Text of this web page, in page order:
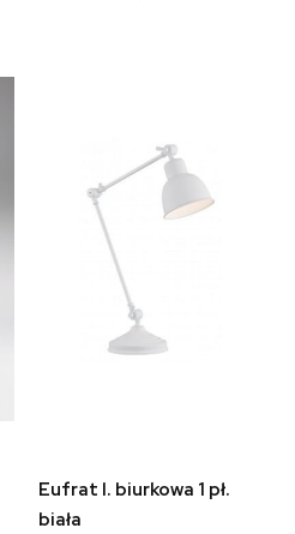
Eufrat l. biurkowa 1 pł.
biała